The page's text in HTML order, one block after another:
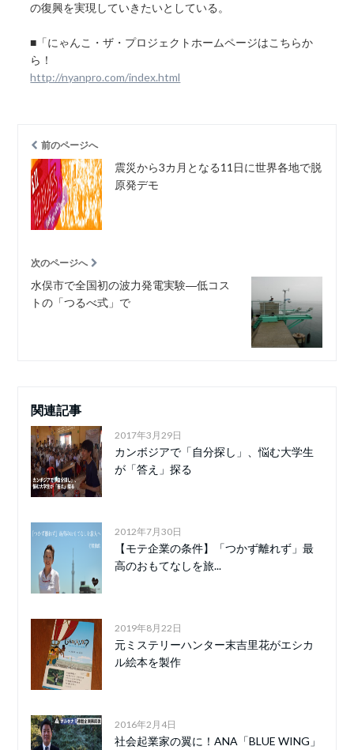
の復興を実現していきたいとしている。
■「にゃんこ・ザ・プロジェクトホームページはこちらか
ら！
http://nyanpro.com/index.html
前のページへ
震災から3カ月となる11日に世界各地で脱
原発デモ
次のページへ
水俣市で全国初の波力発電実験―低コス
トの「つるべ式」で
関連記事
2017年3月29日
カンボジアで「自分探し」、悩む大学生
が「答え」探る
2012年7月30日
【モテ企業の条件】「つかず離れず」最
高のおもてなしを旅...
2019年8月22日
元ミステリーハンター末吉里花がエシカ
ル絵本を製作
2016年2月4日
社会起業家の翼に！ANA「BLUE WING」